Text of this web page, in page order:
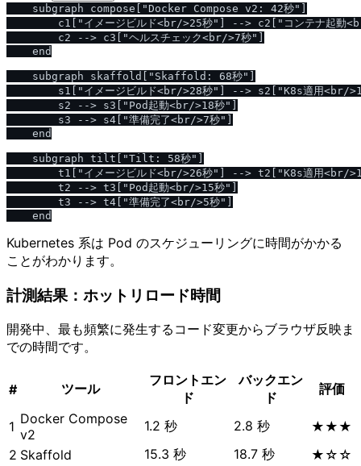
    subgraph compose["Docker Compose v2: 42秒"]
c1["イメージビルド<br/>25秒"] --> c2["コンテナ起動
        c2 --> c3["ヘルスチェック<br/>7秒"]
    end
    subgraph skaffold["Skaffold: 68秒"]
s1["イメージビルド<br/>28秒"] --> s2["K8s適用<br/
        s2 --> s3["Pod起動<br/>18秒"]
        s3 --> s4["準備完了<br/>7秒"]
    end
    subgraph tilt["Tilt: 58秒"]
t1["イメージビルド<br/>26秒"] --> t2["K8s適用<br/
        t2 --> t3["Pod起動<br/>15秒"]
        t3 --> t4["準備完了<br/>5秒"]
Kubernetes 系は Pod のスケジューリングに時間がかかる
ことがわかります。
計測結果：ホットリロード時間
開発中、最も頻繁に発生するコード変更からブラウザ反映ま
での時間です。
# ツール
フロントエン
ド
バックエン
ド
評価
1 Docker Compose
v2
1.2 秒 2.8 秒
★★★
2 Skaffold 15.3 秒 18.7 秒
★☆☆